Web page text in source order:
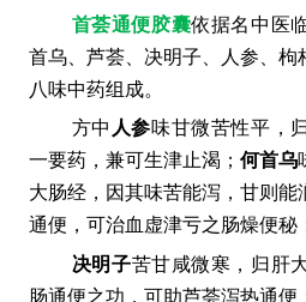
首荟通便胶囊依据名中医
首乌、芦荟、决明子、人参、枸
八味中药组成。
方中 人参味甘微苦性平，
一要药，兼可生津止渴； 何首乌
大肠经，因其味苦能泻，甘则能
通便，可治血虚津亏之肠燥便秘
决明子苦甘咸微寒，归肝
肠通便之功，可助芦荟泻热通便